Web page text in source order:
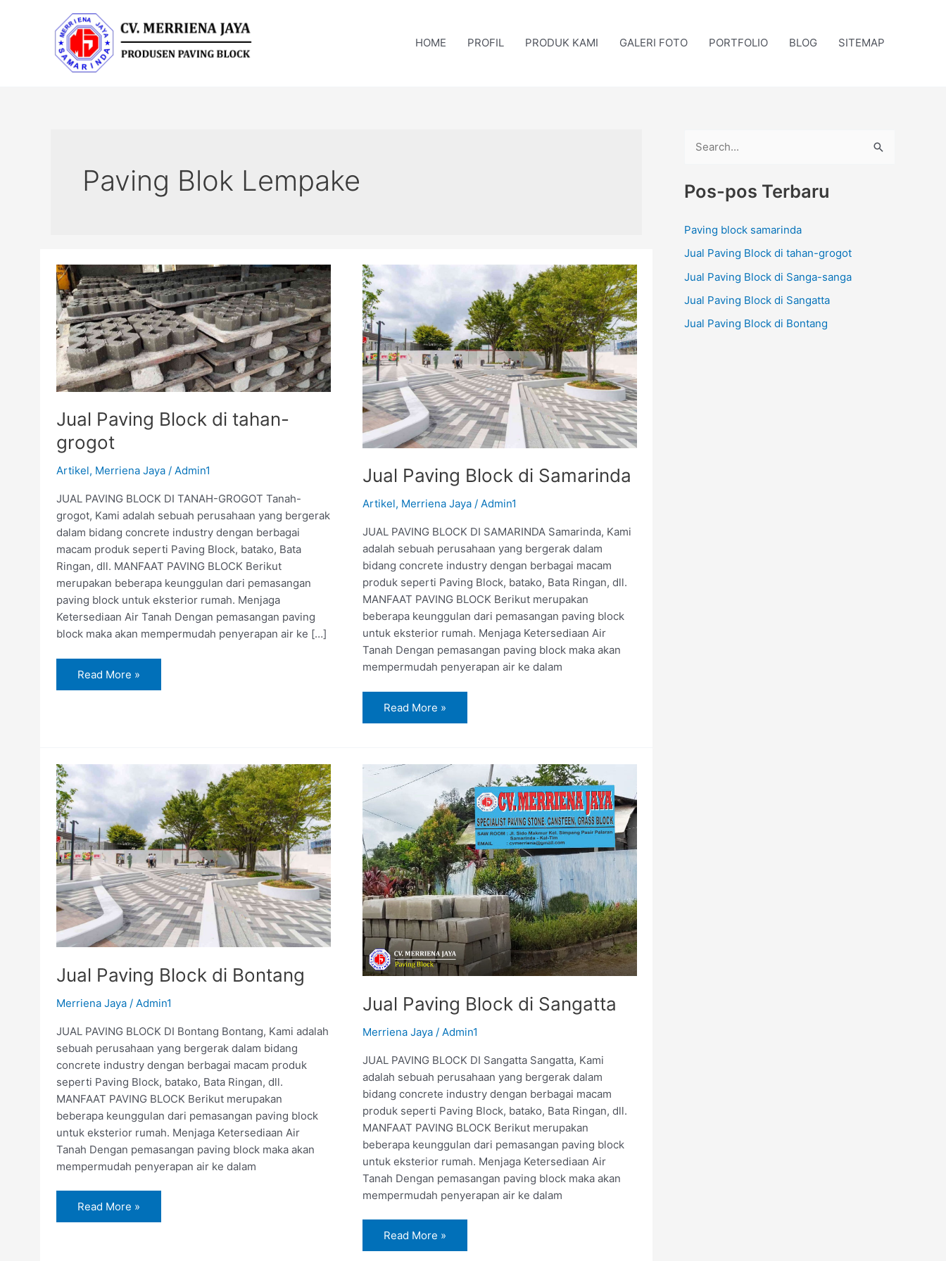
HOME PROFIL PRODUK KAMI GALERI FOTO PORTFOLIO BLOG SITEMAP
Paving Blok Lempake
Jual Paving Block di tahan-
grogot
Artikel, Merriena Jaya/ Admin1
JUAL PAVING BLOCK DI TANAH-GROGOT Tanah-
grogot, Kami adalah sebuah perusahaan yang bergerak
dalam bidang concrete industry dengan berbagai
macam produk seperti Paving Block, batako, Bata
Ringan, dll. MANFAAT PAVING BLOCK Berikut
merupakan beberapa keunggulan dari pemasangan
paving block untuk eksterior rumah. Menjaga
Ketersediaan Air Tanah Dengan pemasangan paving
block maka akan mempermudah penyerapan air ke […]
Jual
Paving
Block
di
tahan-
grogot
Read More »
Jual Paving Block di Samarinda
Artikel, Merriena Jaya/ Admin1
JUAL PAVING BLOCK DI SAMARINDA Samarinda, Kami
adalah sebuah perusahaan yang bergerak dalam
bidang concrete industry dengan berbagai macam
produk seperti Paving Block, batako, Bata Ringan, dll.
MANFAAT PAVING BLOCK Berikut merupakan
beberapa keunggulan dari pemasangan paving block
untuk eksterior rumah. Menjaga Ketersediaan Air
Tanah Dengan pemasangan paving block maka akan
mempermudah penyerapan air ke dalam
Block
di
Samarinda
Read More »
Jual Paving Block di Bontang
Merriena Jaya/ Admin1
JUAL PAVING BLOCK DI Bontang Bontang, Kami adalah
sebuah perusahaan yang bergerak dalam bidang
concrete industry dengan berbagai macam produk
seperti Paving Block, batako, Bata Ringan, dll.
MANFAAT PAVING BLOCK Berikut merupakan
beberapa keunggulan dari pemasangan paving block
untuk eksterior rumah. Menjaga Ketersediaan Air
Tanah Dengan pemasangan paving block maka akan
mempermudah penyerapan air ke dalam
Jual
Block
di
Bontang
Read More »
Jual Paving Block di Sangatta
Merriena Jaya/ Admin1
JUAL PAVING BLOCK DI Sangatta Sangatta, Kami
adalah sebuah perusahaan yang bergerak dalam
bidang concrete industry dengan berbagai macam
produk seperti Paving Block, batako, Bata Ringan, dll.
MANFAAT PAVING BLOCK Berikut merupakan
beberapa keunggulan dari pemasangan paving block
untuk eksterior rumah. Menjaga Ketersediaan Air
Tanah Dengan pemasangan paving block maka akan
mempermudah penyerapan air ke dalam
Jual
Paving
Block
di
Read More »
u
n
t
u
k
Pos-pos Terbaru
Paving block samarinda
Jual Paving Block di tahan-grogot
Jual Paving Block di Sanga-sanga
Jual Paving Block di Sangatta
Jual Paving Block di Bontang